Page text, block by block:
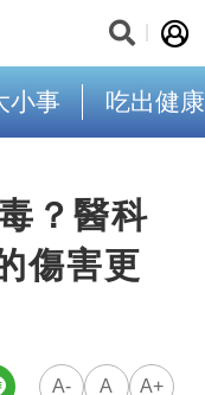
小事 吃出健康
？醫科
傷害更
A- A A+